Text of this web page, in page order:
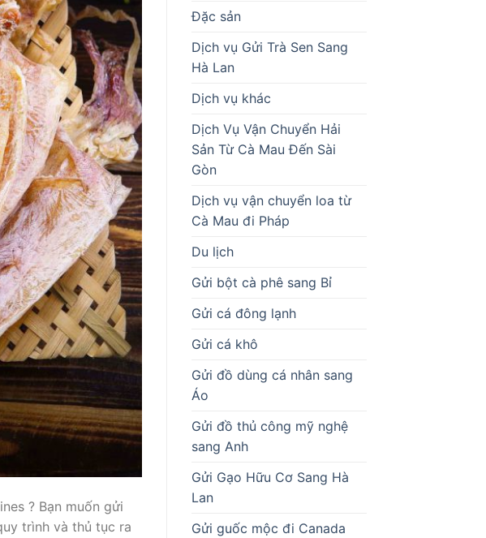
? Bạn muốn gửi
trình và thủ tục ra
Đặc sản
Dịch vụ Gửi Trà Sen Sang
Hà Lan
Dịch vụ khác
Dịch Vụ Vận Chuyển Hải
Sản Từ Cà Mau Đến Sài
Gòn
Dịch vụ vận chuyển loa từ
Cà Mau đi Pháp
Du lịch
Gửi bột cà phê sang Bỉ
Gửi cá đông lạnh
Gửi cá khô
Gửi đồ dùng cá nhân sang
Áo
Gửi đồ thủ công mỹ nghệ
sang Anh
Gửi Gạo Hữu Cơ Sang Hà
Lan
Gửi guốc mộc đi Canada